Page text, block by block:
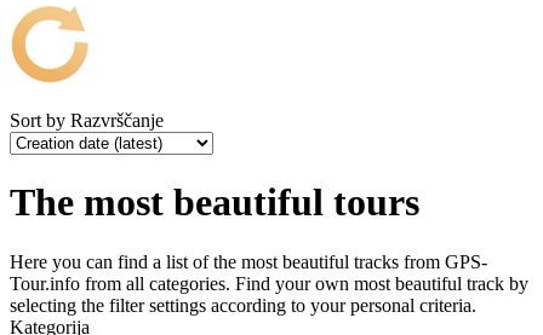
Sort by Razvrščanje
The most beautiful tours
Here you can find a list of the most beautiful tracks from GPS-
Tour.info from all categories. Find your own most beautiful track by
selecting the filter settings according to your personal criteria.
Kategorija